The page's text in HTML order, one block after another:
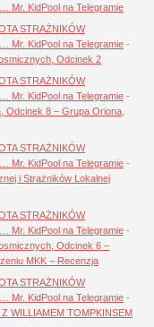
Mr. KidPool na Telegramie
STRAŻNIKÓW
Mr. KidPool na Telegramie -
Odcinek 2
STRAŻNIKÓW
Mr. KidPool na Telegramie -
Odcinek 8 – Grupa Oriona,
STRAŻNIKÓW
Mr. KidPool na Telegramie -
i Strażników Lokalnej
STRAŻNIKÓW
Mr. KidPool na Telegramie -
Odcinek 6 –
MKK – Recenzja
STRAŻNIKÓW
Mr. KidPool na Telegramie -
WILLIAMEM TOMPKINSEM